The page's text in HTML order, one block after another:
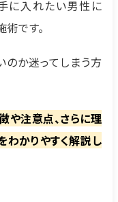
に入れたい男性に
です。
のか迷ってしまう方
や注意点、さらに理
わかりやすく解説し